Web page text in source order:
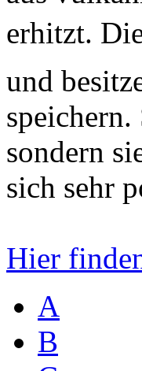
erhitzt.
und
sondern
sich sehr
Hier
A
B